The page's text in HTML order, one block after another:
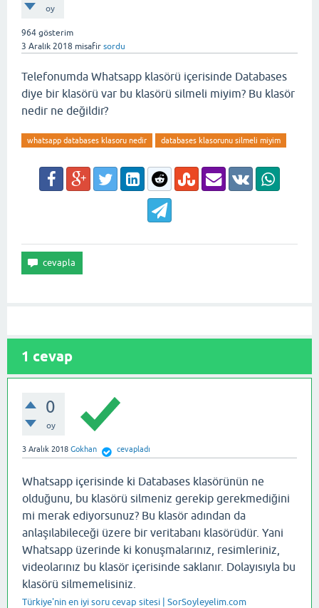
oy
964 gösterim
3 Aralık 2018 misafir sordu
Telefonumda Whatsapp klasörü içerisinde Databases
diye bir klasörü var bu klasörü silmeli miyim? Bu klasör
nedir ne değildir?
whatsapp databases klasoru nedir databases klasorunu silmeli miyim
1 cevap
0
oy
3 Aralık 2018 Gokhan cevapladı
Whatsapp içerisinde ki Databases klasörünün ne
olduğunu, bu klasörü silmeniz gerekip gerekmediğini
mi merak ediyorsunuz? Bu klasör adından da
anlaşılabileceği üzere bir veritabanı klasörüdür. Yani
Whatsapp üzerinde ki konuşmalarınız, resimleriniz,
videolarınız bu klasör içerisinde saklanır. Dolayısıyla bu
klasörü silmemelisiniz.
Türkiye'nin en iyi soru cevap sitesi | SorSoyleyelim.com